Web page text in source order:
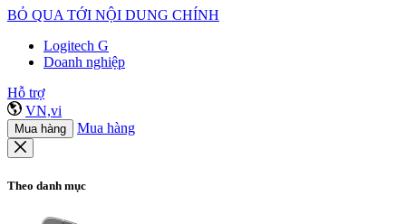
BỎ QUA TỚI NỘI DUNG CHÍNH
Logitech G
Doanh nghiệp
Hỗ trợ
VN,vi
Mua hàng Mua hàng
Theo danh mục